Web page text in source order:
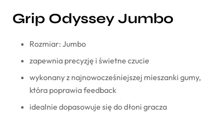
Grip Odyssey Jumbo
Rozmiar: Jumbo
zapewnia precyzję i świetne czucie
wykonany z najnowocześniejszej mieszanki gumy,
która poprawia feedback
idealnie dopasowuje się do dłoni gracza